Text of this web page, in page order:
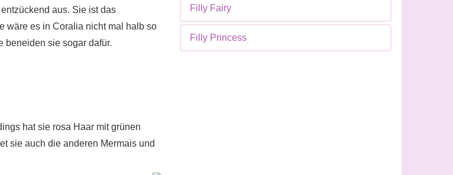
aus. Sie ist das
wäre es in Coralia nicht mal halb so
beneiden sie sogar dafür.
hat sie rosa Haar mit grünen
sie auch die anderen Mermais und
Filly Fairy
Filly Princess